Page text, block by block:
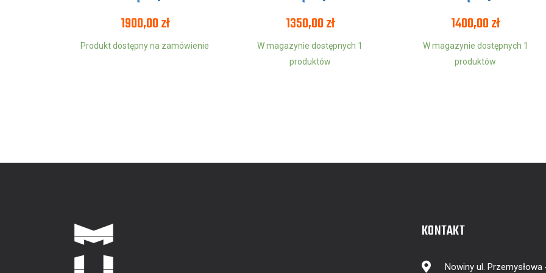
1900,00zł
Produkt dostępny na zamówienie
1350,00zł
W magazynie dostępnych 1
produktów
1400,00zł
W magazynie dostępnych 1
produktów
KONTAKT
Nowiny ul. Przemysłowa